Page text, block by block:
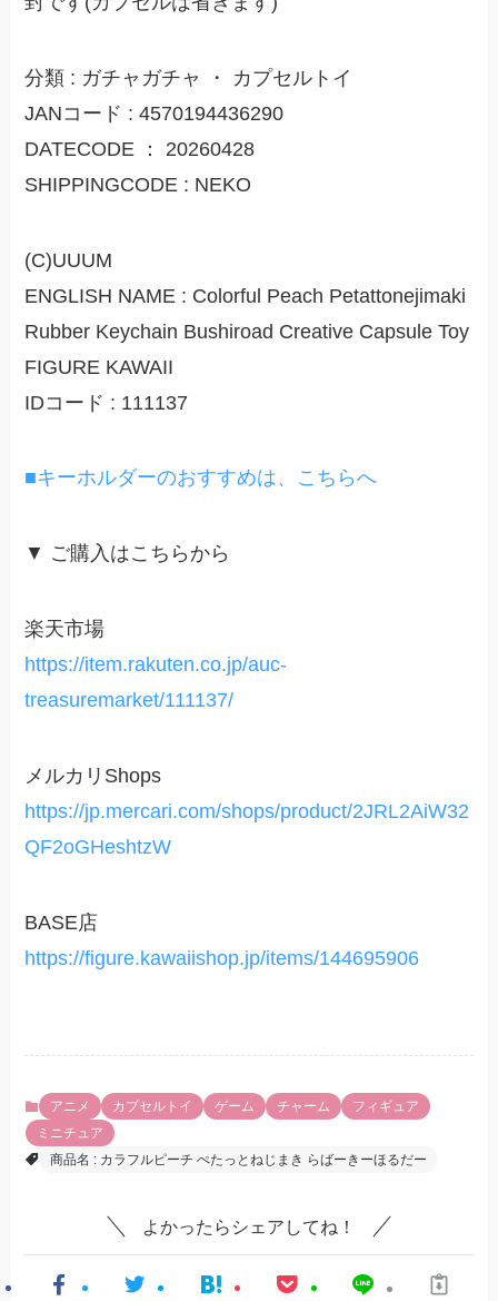
分類 : ガチャガチャ ・ カプセルトイ
JANコード : 4570194436290
DATECODE ： 20260428
SHIPPINGCODE : NEKO
(C)UUUM
ENGLISH NAME : Colorful Peach Petattonejimaki
Rubber Keychain Bushiroad Creative Capsule Toy
FIGURE KAWAII
IDコード : 111137
■キーホルダーのおすすめは、こちらへ
▼ ご購入はこちらから
楽天市場
https://item.rakuten.co.jp/auc-
treasuremarket/111137/
メルカリShops
https://jp.mercari.com/shops/product/2JRL2AiW32
QF2oGHeshtzW
BASE店
https://figure.kawaiishop.jp/items/144695906
アニメ カプセルトイ ゲーム チャーム
フィギュア
ミニチュア
商品名 : カラフルピーチ ぺたっとねじまき らばーきーほるだー
よかったらシェアしてね！